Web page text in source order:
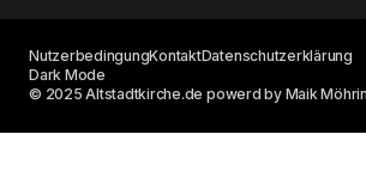
© 2025 Altstadtkirche.de powerd by Maik
NutzerbedingungKontaktDatenschutzerklärung
Dark Mode